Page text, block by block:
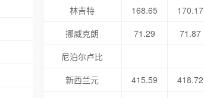
林吉特
168.65 170.17
挪威克朗
71.29 71.87
尼泊尔卢比
新西兰元
415.59 418.72